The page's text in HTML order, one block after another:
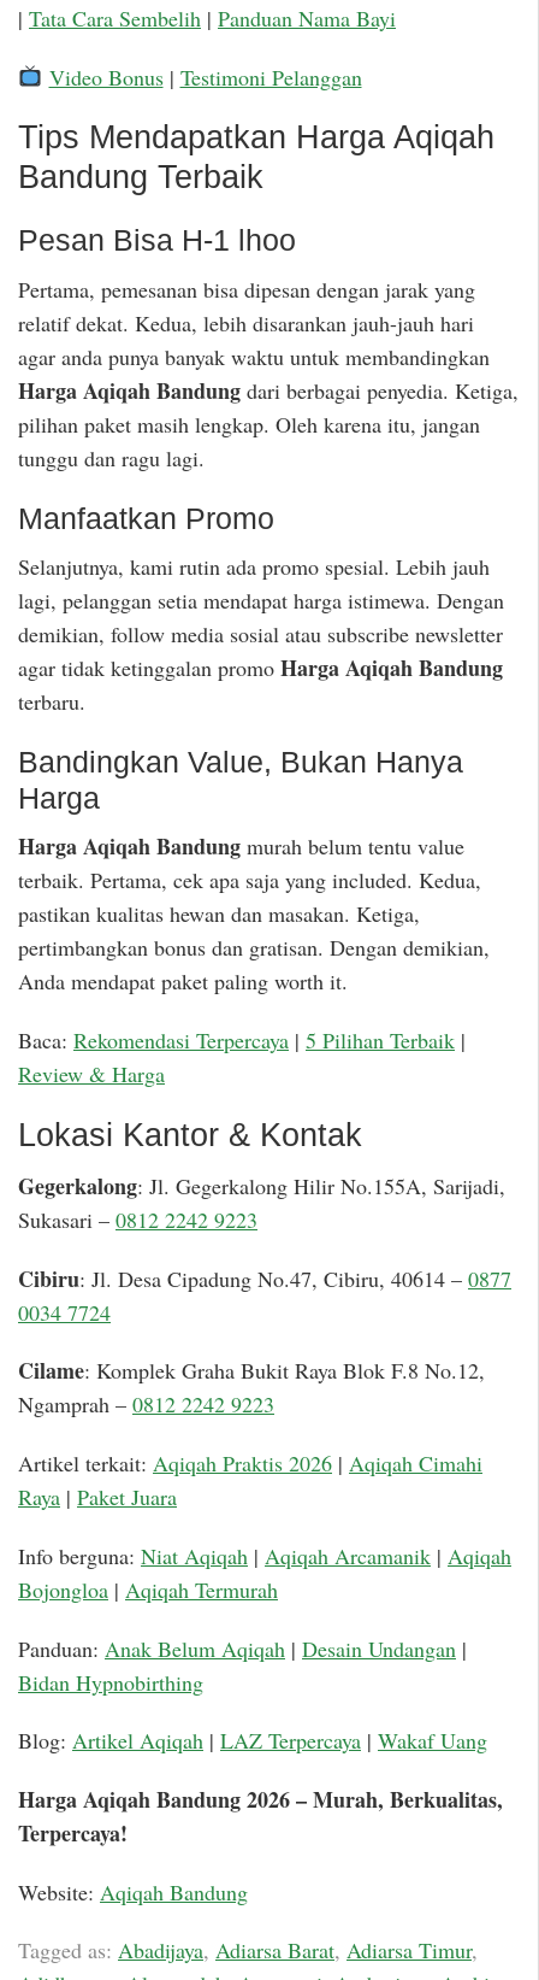
| Tata Cara Sembelih | Panduan Nama Bayi
Video Bonus| Testimoni Pelanggan
Tips Mendapatkan Harga Aqiqah
Bandung Terbaik
Pesan Bisa H-1 lhoo
Pertama, pemesanan bisa dipesan dengan jarak yang
relatif dekat. Kedua, lebih disarankan jauh-jauh hari
agar anda punya banyak waktu untuk membandingkan
Harga Aqiqah Bandung dari berbagai penyedia. Ketiga,
pilihan paket masih lengkap. Oleh karena itu, jangan
tunggu dan ragu lagi.
Manfaatkan Promo
Selanjutnya, kami rutin ada promo spesial. Lebih jauh
lagi, pelanggan setia mendapat harga istimewa. Dengan
demikian, follow media sosial atau subscribe newsletter
agar tidak ketinggalan promo Harga Aqiqah Bandung
terbaru.
Bandingkan Value, Bukan Hanya
Harga
Harga Aqiqah Bandung murah belum tentu value
terbaik. Pertama, cek apa saja yang included. Kedua,
pastikan kualitas hewan dan masakan. Ketiga,
pertimbangkan bonus dan gratisan. Dengan demikian,
Anda mendapat paket paling worth it.
Baca: Rekomendasi Terpercaya | 5 Pilihan Terbaik |
Review & Harga
Lokasi Kantor & Kontak
Gegerkalong: Jl. Gegerkalong Hilir No.155A, Sarijadi,
Sukasari – 0812 2242 9223
Cibiru: Jl. Desa Cipadung No.47, Cibiru, 40614 – 0877
0034 7724
Cilame: Komplek Graha Bukit Raya Blok F.8 No.12,
Ngamprah – 0812 2242 9223
Artikel terkait: Aqiqah Praktis 2026 | Aqiqah Cimahi
Raya | Paket Juara
Info berguna: Niat Aqiqah | Aqiqah Arcamanik | Aqiqah
Bojongloa | Aqiqah Termurah
Panduan: Anak Belum Aqiqah | Desain Undangan |
Bidan Hypnobirthing
Blog: Artikel Aqiqah | LAZ Terpercaya | Wakaf Uang
Harga Aqiqah Bandung 2026 – Murah, Berkualitas,
Terpercaya!
Website: Aqiqah Bandung
Tagged as: Abadijaya, Adiarsa Barat, Adiarsa Timur,